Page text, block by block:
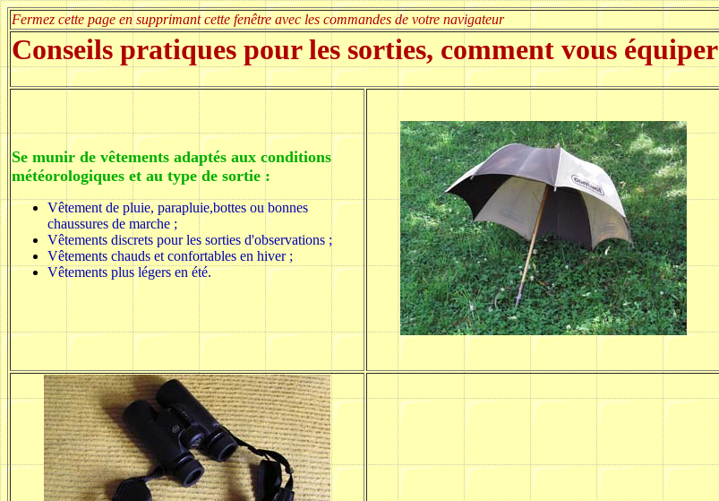
Fermez cette page en supprimant cette fenêtre avec les commandes de votre navigateur
Conseils pratiques pour les sorties, comment vous équiper
Se munir de vêtements adaptés aux conditions
météorologiques et au type de sortie :
Vêtement de pluie, parapluie,bottes ou bonnes
chaussures de marche ;
Vêtements discrets pour les sorties d'observations ;
Vêtements chauds et confortables en hiver ;
Vêtements plus légers en été.